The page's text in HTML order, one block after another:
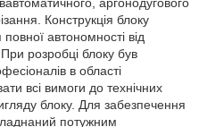
Конструкція блоку
автономності від
розробці блоку був
в області
всі вимоги до технічних
блоку. Для забезпечення
потужним